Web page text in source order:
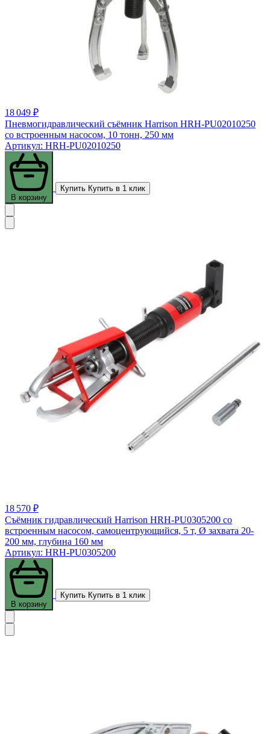
18 049 ₽
Пневмогидравлический съёмник Harrison HRH-PU02010250
со встроенным насосом, 10 тонн, 250 мм
Артикул: HRH-PU02010250
В корзину
Купить Купить в 1 клик
18 570 ₽
Съёмник гидравлический Harrison HRH-PU0305200 со
встроенным насосом, самоцентрующийся, 5 т, Ø захвата 20-
200 мм, глубина 160 мм
Артикул: HRH-PU0305200
В корзину
Купить Купить в 1 клик